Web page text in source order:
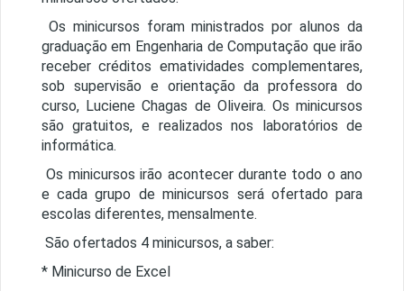
Os minicursos foramministrados por alunos da
graduação em Engenharia de Computação que irão
receber créditos ematividades complementares,
sob supervisão e orientação da professora do
curso, Luciene Chagas de Oliveira. Os minicursos
são gratuitos, e realizados nos laboratórios de
informática.
Os minicursos irão acontecer durante todo o ano
e cada grupo de minicursos será ofertado para
escolas diferentes, mensalmente.
São ofertados 4 minicursos, a saber:
* Minicurso de Excel